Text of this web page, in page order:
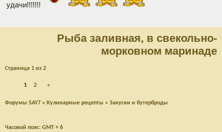
удачи!!!!!!!
Рыба заливная, в свекольно-
морковном маринаде
Страница 1 из 2
1 2 »
Форумы SAY7 » Кулинарные рецепты » Закуски и бутерброды
Часовой пояс: GMT + 6